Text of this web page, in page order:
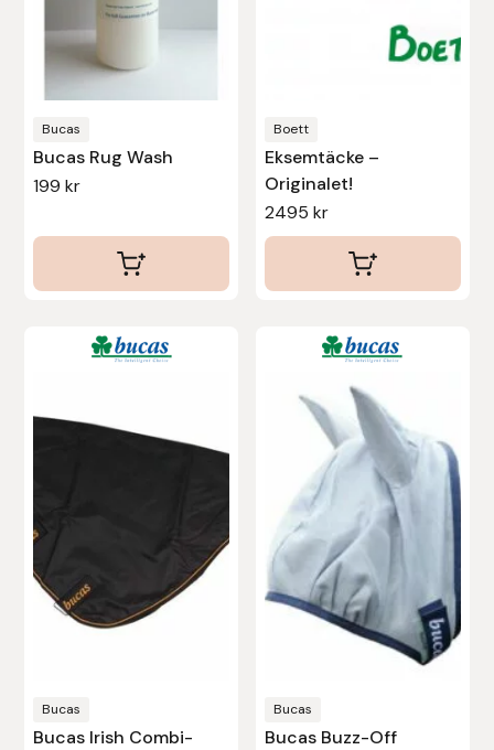
Bucas
Bucas Rug Wash
199kr
Boett
Eksemtäcke –
Originalet!
2495 kr
produktsidan
Bucas
Bucas Irish Combi-
Bucas
Bucas Buzz-Off
produkten
varianter.
olika
alternativen
produktsidan